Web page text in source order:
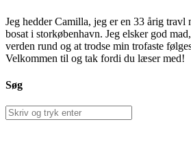
Jeg hedder Camilla, jeg er en 33 årig
bosat i storkøbenhavn. Jeg elsker god
verden rund og at trodse min trofaste
Velkommen til og tak fordi du læser med!
Søg